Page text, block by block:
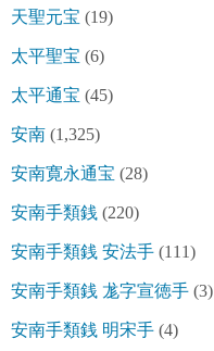
天聖元宝 (19)
太平聖宝 (6)
太平通宝 (45)
安南 (1,325)
安南寛永通宝 (28)
安南手類銭 (220)
安南手類銭 安法手 (111)
安南手類銭 尨字宣徳手 (3)
安南手類銭 明宋手 (4)